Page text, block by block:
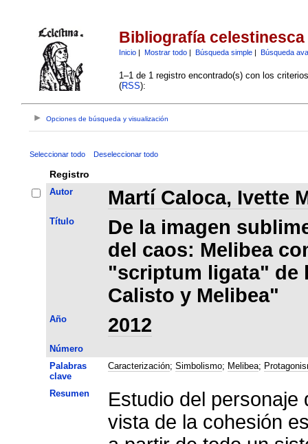
Bibliografía celestinesca
Inicio| Mostrar todo| Búsqueda simple| Búsqueda
1–1 de 1 registro encontrado(s) con los
(RSS):
Opciones de búsqueda y visualización
Seleccionar todo Deseleccionar todo
Registro
Autor Martí Caloca, Ivette
Título
De la imagen
del caos: Melibea
"scriptum ligata" de
Calisto y Melibea"
Año 2012
Número
Palabras
clave
Caracterización; Simbolismo; Melibea;
Resumen
Estudio del personaje
vista de la cohesión